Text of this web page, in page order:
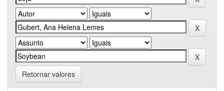
Retornar valores